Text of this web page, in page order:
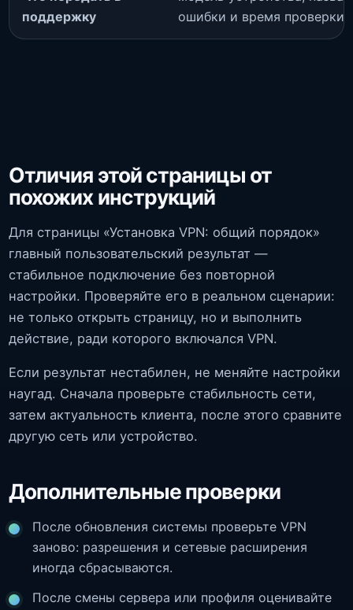
поддержку
ошибки и время проверки
Отличия этой страницы от
похожих инструкций
Для страницы «Установка VPN: общий порядок»
главный пользовательский результат —
стабильное подключение без повторной
настройки. Проверяйте его в реальном сценарии:
не только открыть страницу, но и выполнить
действие, ради которого включался VPN.
Если результат нестабилен, не меняйте настройки
наугад. Сначала проверьте стабильность сети,
затем актуальность клиента, после этого сравните
другую сеть или устройство.
Дополнительные проверки
После обновления системы проверьте VPN
заново: разрешения и сетевые расширения
иногда сбрасываются.
После смены сервера или профиля оценивайте